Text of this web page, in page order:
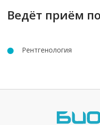
Ведёт приём
Рентгенология